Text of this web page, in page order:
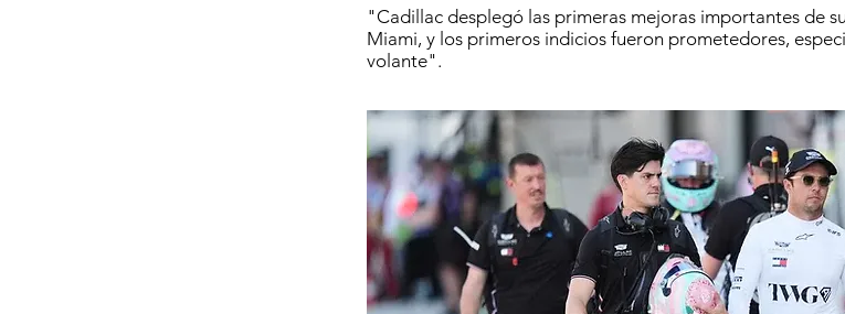
"Cadillac desplegó las primeras mejoras importantes de
Miami, y los primeros indicios fueron prometedores,
volante".